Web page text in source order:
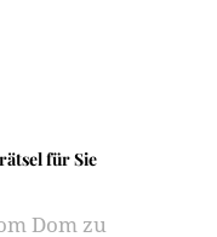
für Sie
Dom zu